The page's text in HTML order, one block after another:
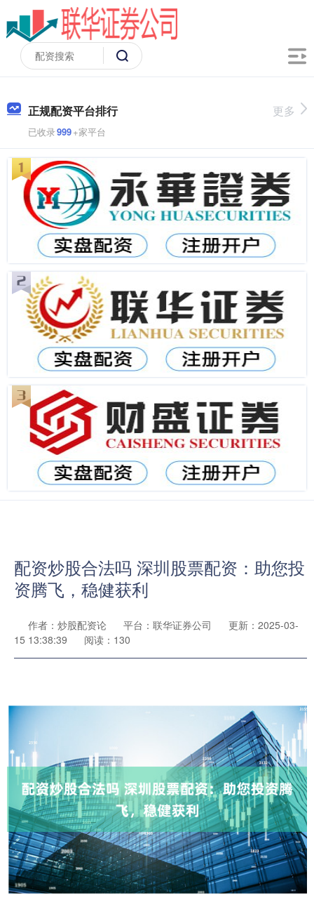
正规配资平台排行
已收录999+家平台
更多
配资炒股合法吗 深圳股票配资：助您投
资腾飞，稳健获利
作者：炒股配资论 平台：联华证券公司
更新：2025-03-
15 13:38:39
阅读：130